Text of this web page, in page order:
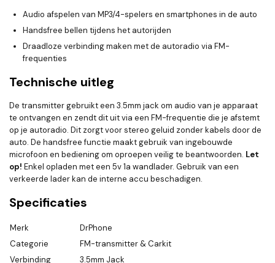
Audio afspelen van MP3/4-spelers en smartphones in de auto
Handsfree bellen tijdens het autorijden
Draadloze verbinding maken met de autoradio via FM-
frequenties
Technische uitleg
De transmitter gebruikt een 3.5mm jack om audio van je apparaat
te ontvangen en zendt dit uit via een FM-frequentie die je afstemt
op je autoradio. Dit zorgt voor stereo geluid zonder kabels door de
auto. De handsfree functie maakt gebruik van ingebouwde
microfoon en bediening om oproepen veilig te beantwoorden. Let
op! Enkel opladen met een 5v 1a wandlader. Gebruik van een
verkeerde lader kan de interne accu beschadigen.
Specificaties
Merk
DrPhone
Categorie
FM-transmitter & Carkit
Verbinding
3.5mm Jack